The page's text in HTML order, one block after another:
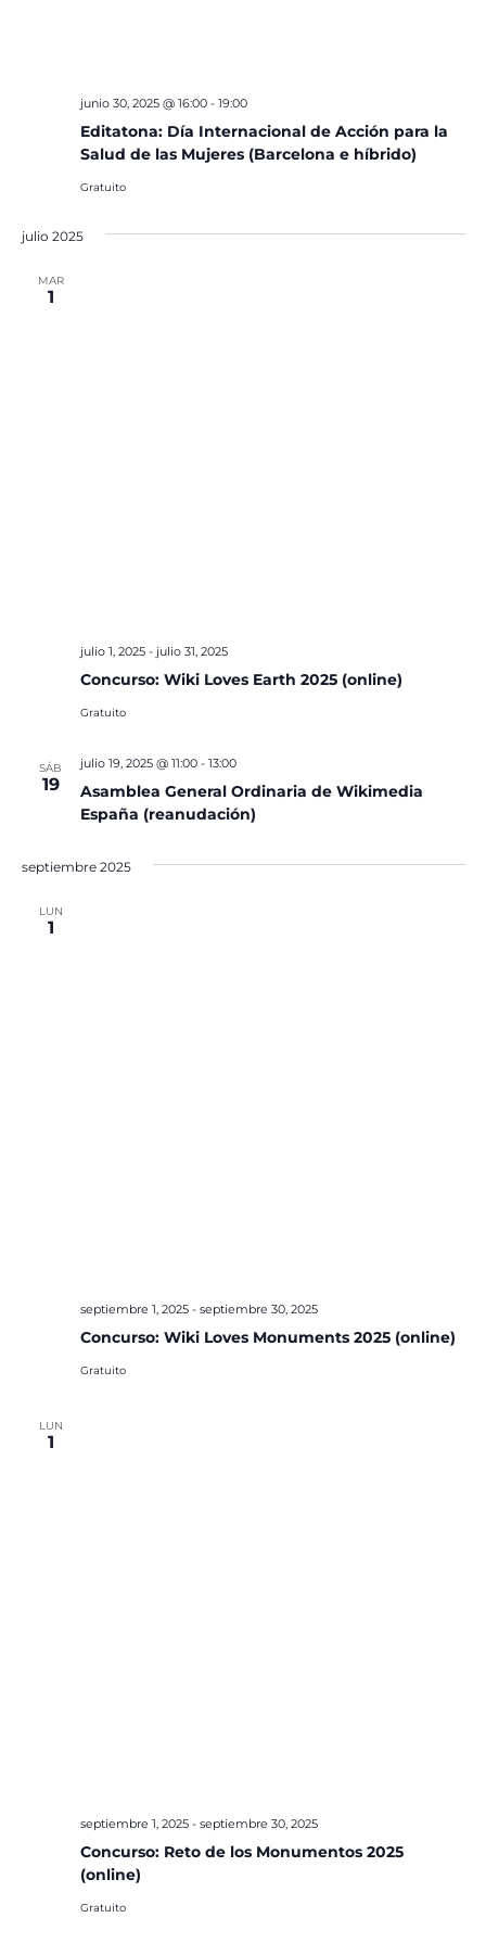
Editatona: Día Internacional de Acción para la
Salud de las Mujeres (Barcelona e híbrido)
junio 30, 2025 @ 16:00- 19:00
Gratuito
julio 2025
MAR
1
Concurso: Wiki Loves Earth 2025 (online)
julio 1, 2025- julio 31, 2025
Gratuito
SÁB
19
Asamblea General Ordinaria de Wikimedia
España (reanudación)
julio 19, 2025 @ 11:00- 13:00
septiembre 2025
LUN
1
Concurso: Wiki Loves Monuments 2025 (online)
septiembre 1, 2025- septiembre 30, 2025
Gratuito
LUN
1
Concurso: Reto de los Monumentos 2025
(online)
septiembre 1, 2025- septiembre 30, 2025
Gratuito